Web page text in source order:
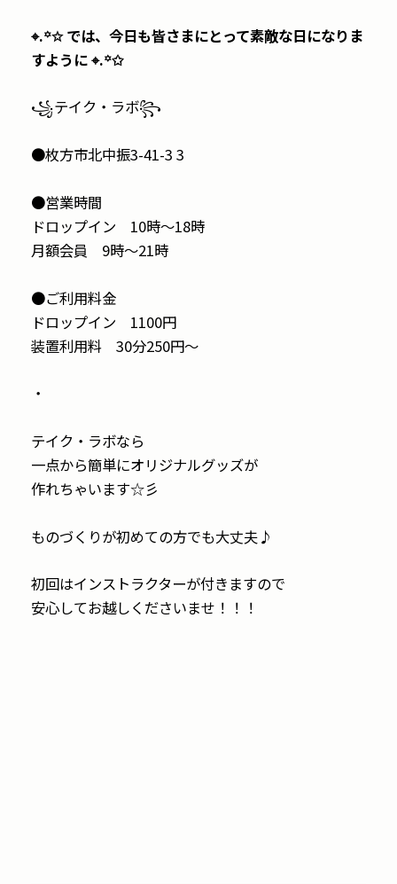
⌖.꙳✩ では、今日も皆さまにとって素敵な日になりま
すように ⌖.꙳✩
꧁テイク・ラボ꧂
●枚方市北中振3-41-3 3
●営業時間
ドロップイン 10時〜18時
月額会員 9時〜21時
●ご利用料金
ドロップイン 1100円
装置利用料 30分250円〜
・
テイク・ラボなら
一点から簡単にオリジナルグッズが
作れちゃいます☆彡
ものづくりが初めての方でも大丈夫♪
初回はインストラクターが付きますので
安心してお越しくださいませ！！！